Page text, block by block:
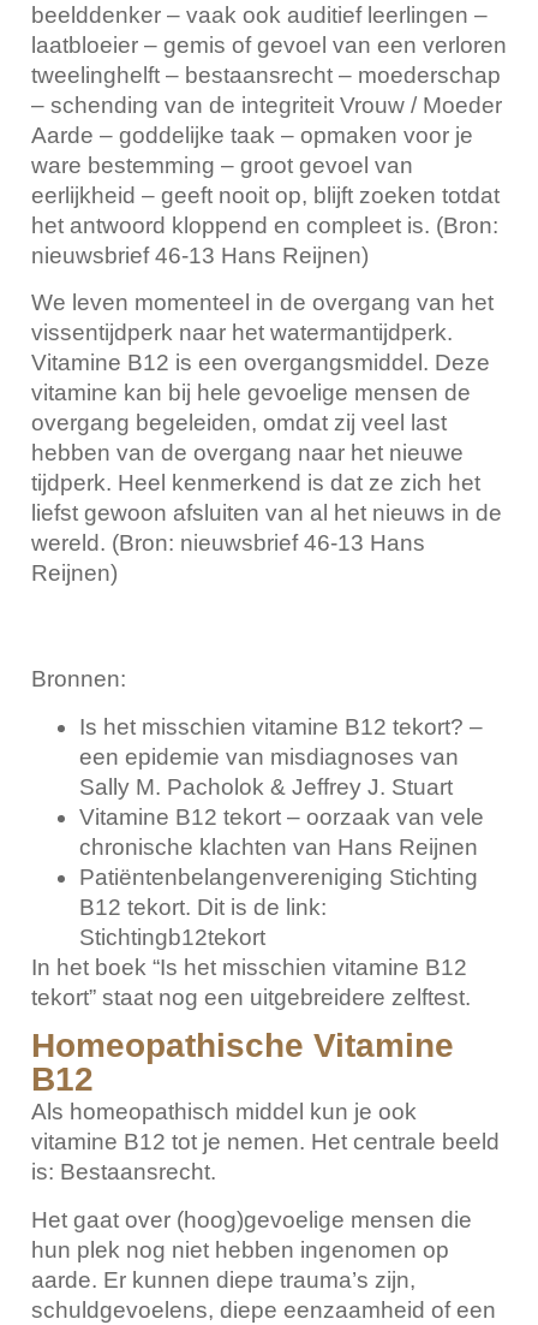
beelddenker – vaak ook auditief leerlingen –
laatbloeier – gemis of gevoel van een verloren
tweelinghelft – bestaansrecht – moederschap
– schending van de integriteit Vrouw / Moeder
Aarde – goddelijke taak – opmaken voor je
ware bestemming – groot gevoel van
eerlijkheid – geeft nooit op, blijft zoeken totdat
het antwoord kloppend en compleet is. (Bron:
nieuwsbrief 46-13 Hans Reijnen)
We leven momenteel in de overgang van het
vissentijdperk naar het watermantijdperk.
Vitamine B12 is een overgangsmiddel. Deze
vitamine kan bij hele gevoelige mensen de
overgang begeleiden, omdat zij veel last
hebben van de overgang naar het nieuwe
tijdperk. Heel kenmerkend is dat ze zich het
liefst gewoon afsluiten van al het nieuws in de
wereld. (Bron: nieuwsbrief 46-13 Hans
Reijnen)
Bronnen:
Is het misschien vitamine B12 tekort? –
een epidemie van misdiagnoses van
Sally M. Pacholok & Jeffrey J. Stuart
Vitamine B12 tekort – oorzaak van vele
chronische klachten van Hans Reijnen
Patiëntenbelangenvereniging Stichting
B12 tekort. Dit is de link:
Stichtingb12tekort
In het boek “Is het misschien vitamine B12
tekort” staat nog een uitgebreidere zelftest.
Homeopathische Vitamine
B12
Als homeopathisch middel kun je ook
vitamine B12 tot je nemen. Het centrale beeld
is: Bestaansrecht.
Het gaat over (hoog)gevoelige mensen die
hun plek nog niet hebben ingenomen op
aarde. Er kunnen diepe trauma’s zijn,
schuldgevoelens, diepe eenzaamheid of een